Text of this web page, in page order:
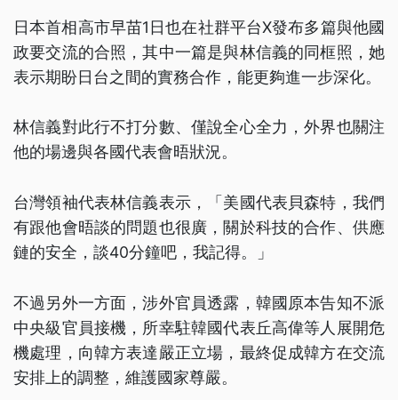
日本首相高市早苗1日也在社群平台X發布多篇與他國
政要交流的合照，其中一篇是與林信義的同框照，她
表示期盼日台之間的實務合作，能更夠進一步深化。
林信義對此行不打分數、僅說全心全力，外界也關注
他的場邊與各國代表會晤狀況。
台灣領袖代表林信義表示，「美國代表貝森特，我們
有跟他會晤談的問題也很廣，關於科技的合作、供應
鏈的安全，談40分鐘吧，我記得。」
不過另外一方面，涉外官員透露，韓國原本告知不派
中央級官員接機，所幸駐韓國代表丘高偉等人展開危
機處理，向韓方表達嚴正立場，最終促成韓方在交流
安排上的調整，維護國家尊嚴。